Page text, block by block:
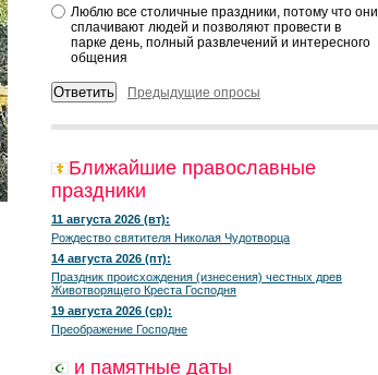
Люблю все столичные праздники, потому что они
сплачивают людей и позволяют провести в
парке день, полный развлечений и интересного
общения
Предыдущие опросы
Ближайшие православные
праздники
11 августа 2026 (вт):
Рождество святителя Николая Чудотворца
14 августа 2026 (пт):
Праздник происхождения (изнесения) честных древ
Животворящего Креста Господня
19 августа 2026 (ср):
Преображение Господне
и памятные даты